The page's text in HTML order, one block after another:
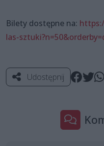
Bilety dostępne na:
las-
Udostępnij